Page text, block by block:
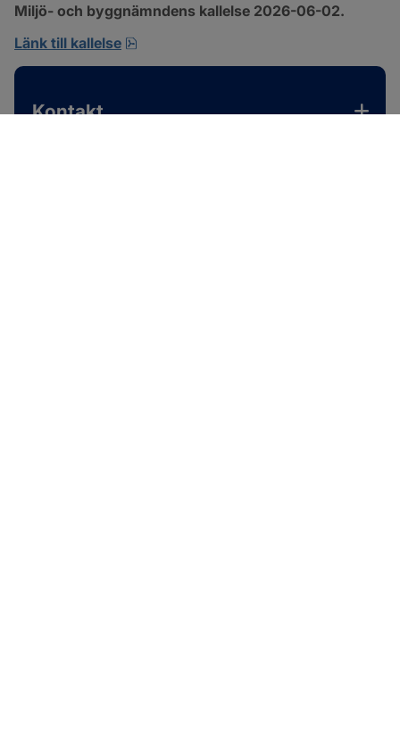
Miljö- och byggnämndens kallelse 2026-06-02.
Länk till kallelse
Kontakt